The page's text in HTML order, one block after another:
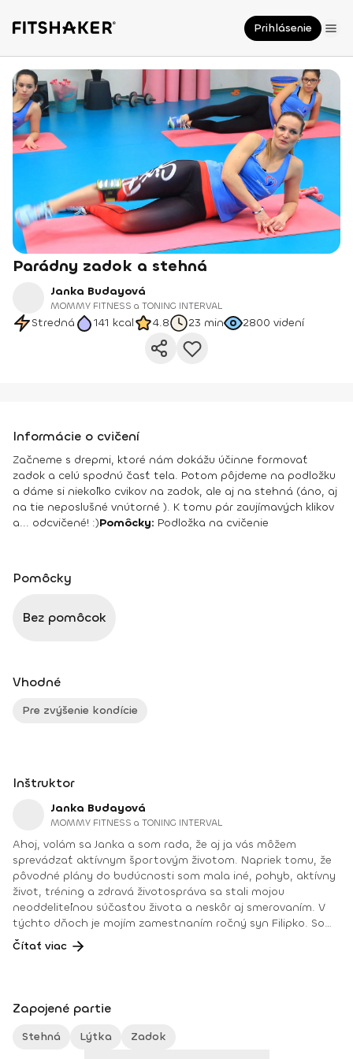
Prihlásenie
Parádny zadok a stehná
Janka Budayová
MOMMY FITNESS a TONING INTERVAL
Stredná 141 kcal 4.8 23 min 2800 videní
Informácie o cvičení
Začneme s drepmi, ktoré nám dokážu účinne formovať
zadok a celú spodnú časť tela. Potom pôjdeme na podložku
a dáme si niekoľko cvikov na zadok, ale aj na stehná (áno, aj
na tie neposlušné vnútorné ). K tomu pár zaujímavých klikov
a... odcvičené! :)Pomôcky: Podložka na cvičenie
Pomôcky
Bez pomôcok
Vhodné
Pre zvýšenie kondície
Inštruktor
Janka Budayová
MOMMY FITNESS a TONING INTERVAL
Ahoj, volám sa Janka a som rada, že aj ja vás môžem
sprevádzať aktívnym športovým životom. Napriek tomu, že
pôvodné plány do budúcnosti som mala iné, pohyb, aktívny
život, tréning a zdravá životospráva sa stali mojou
neoddeliteľnou súčasťou života a neskôr aj smerovaním. V
týchto dňoch je mojím zamestnaním ročný syn Filipko. Som
mamičkou na materskej dovolenke, ktorú si mimoriadne
užívam. Vďaka úžasnej podpore rodiny a okolia sa aj v tomto
aktívnemu súťaženiu ako pretekárky SANK (Slovenská
asociácia naturálnej kulturistiky). Svoje medicínske,
pedagogické, fitnes vzdelanie a prax si neustále dopĺňam a
Čítať viac
Zapojené partie
Stehná Lýtka Zadok